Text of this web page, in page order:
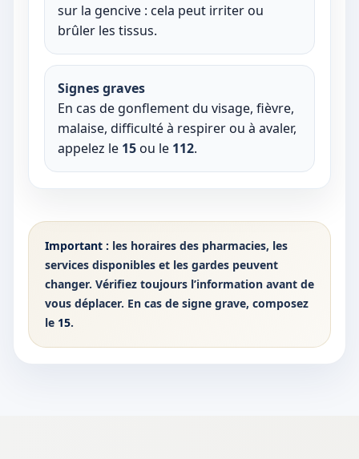
sur la gencive : cela peut irriter ou
brûler les tissus.
Signes graves
En cas de gonflement du visage, fièvre,
malaise, difficulté à respirer ou à avaler,
appelez le 15ou le 112.
Important : les horaires des pharmacies, les
services disponibles et les gardes peuvent
changer. Vérifiez toujours l’information avant de
vous déplacer. En cas de signe grave, composez
le 15.